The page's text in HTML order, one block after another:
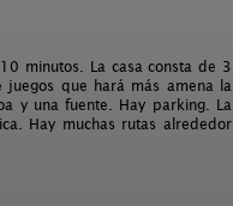
minutos. La casa consta de 3
juegos que hará más amena la
y una fuente. Hay parking. La
Hay muchas rutas alrededor